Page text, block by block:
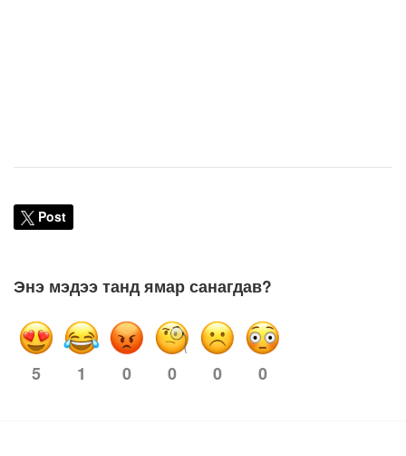
Post
Энэ мэдээ танд ямар санагдав?
5 1 0 0 0 0